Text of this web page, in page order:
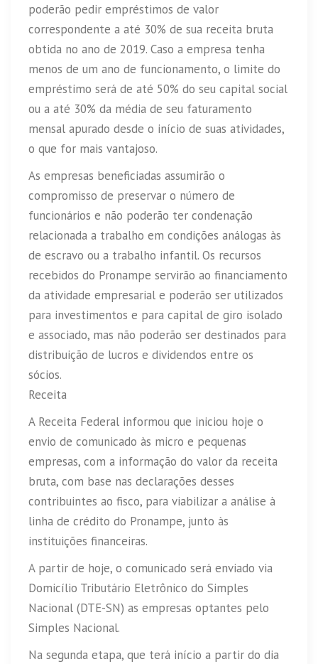
poderão pedir empréstimos de valor
correspondente a até 30% de sua receita bruta
obtida no ano de 2019. Caso a empresa tenha
menos de um ano de funcionamento, o limite do
empréstimo será de até 50% do seu capital social
ou a até 30% da média de seu faturamento
mensal apurado desde o início de suas atividades,
o que for mais vantajoso.
As empresas beneficiadas assumirão o
compromisso de preservar o número de
funcionários e não poderão ter condenação
relacionada a trabalho em condições análogas às
de escravo ou a trabalho infantil. Os recursos
recebidos do Pronampe servirão ao financiamento
da atividade empresarial e poderão ser utilizados
para investimentos e para capital de giro isolado
e associado, mas não poderão ser destinados para
distribuição de lucros e dividendos entre os
sócios.
Receita
A Receita Federal informou que iniciou hoje o
envio de comunicado às micro e pequenas
empresas, com a informação do valor da receita
bruta, com base nas declarações desses
contribuintes ao fisco, para viabilizar a análise à
linha de crédito do Pronampe, junto às
instituições financeiras.
A partir de hoje, o comunicado será enviado via
Domicílio Tributário Eletrônico do Simples
Nacional (DTE-SN) as empresas optantes pelo
Simples Nacional.
Na segunda etapa, que terá início a partir do dia